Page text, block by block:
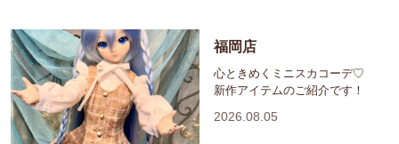
福岡店
心ときめくミニスカコーデ♡
新作アイテムのご紹介です！
2026.08.05